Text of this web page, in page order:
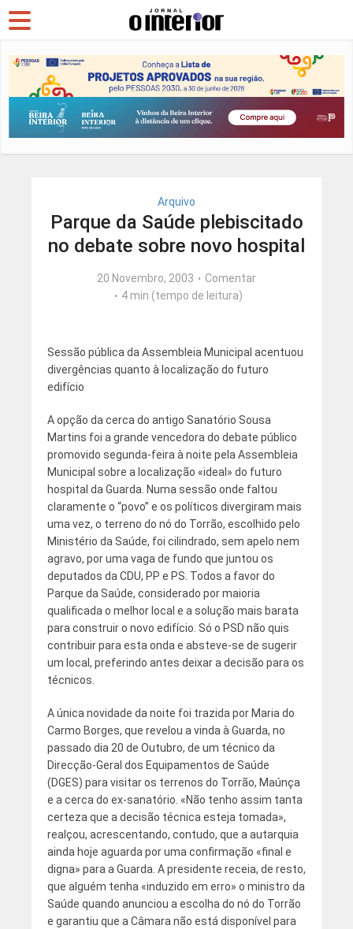
Arquivo
Parque da Saúde plebiscitado
no debate sobre novo hospital
20 Novembro, 2003
Comentar
4 min (tempo de leitura)
Sessão pública da Assembleia Municipal acentuou
divergências quanto à localização do futuro
edifício
A opção da cerca do antigo Sanatório Sousa
Martins foi a grande vencedora do debate público
promovido segunda-feira à noite pela Assembleia
Municipal sobre a localização «ideal» do futuro
hospital da Guarda. Numa sessão onde faltou
claramente o “povo” e os políticos divergiram mais
uma vez, o terreno do nó do Torrão, escolhido pelo
Ministério da Saúde, foi cilindrado, sem apelo nem
agravo, por uma vaga de fundo que juntou os
deputados da CDU, PP e PS. Todos a favor do
Parque da Saúde, considerado por maioria
qualificada o melhor local e a solução mais barata
para construir o novo edifício. Só o PSD não quis
contribuir para esta onda e absteve-se de sugerir
um local, preferindo antes deixar a decisão para os
técnicos.
A única novidade da noite foi trazida por Maria do
Carmo Borges, que revelou a vinda à Guarda, no
passado dia 20 de Outubro, de um técnico da
Direcção-Geral dos Equipamentos de Saúde
(DGES) para visitar os terrenos do Torrão, Maúnça
e a cerca do ex-sanatório. «Não tenho assim tanta
certeza que a decisão técnica esteja tomada»,
realçou, acrescentando, contudo, que a autarquia
ainda hoje aguarda por uma confirmação «final e
digna» para a Guarda. A presidente receia, de resto,
que alguém tenha «induzido em erro» o ministro da
Saúde quando anunciou a escolha do nó do Torrão
e garantiu que a Câmara não está disponível para